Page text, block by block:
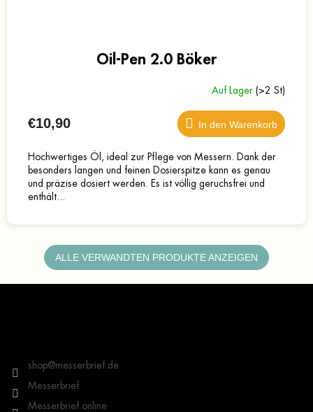
Oil-Pen 2.0 Böker
Auf Lager (>2 St)
€10,90 In den Warenkorb
Hochwertiges Öl, ideal zur Pflege von Messern. Dank der
besonders langen und feinen Dosierspitze kann es genau
und präzise dosiert werden. Es ist völlig geruchsfrei und
enthält...
ALLE VERWANDTEN PRODUKTE ANZEIGEN
shop@messerbrief.de
Messerbrief
Messerbrief.online